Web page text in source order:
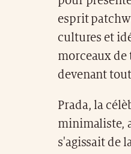
esprit
cultures et
morceaux de
devenant
Prada, la
minimaliste,
s'agissait de